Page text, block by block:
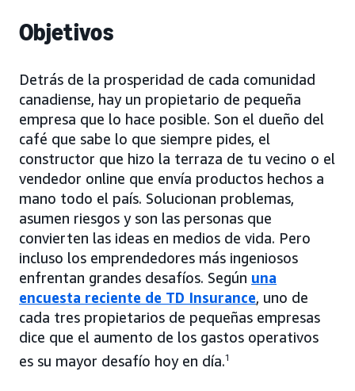
Objetivos
Detrás de la prosperidad de cada comunidad
canadiense, hay un propietario de pequeña
empresa que lo hace posible. Son el dueño del
café que sabe lo que siempre pides, el
constructor que hizo la terraza de tu vecino o el
vendedor online que envía productos hechos a
mano todo el país. Solucionan problemas,
asumen riesgos y son las personas que
convierten las ideas en medios de vida. Pero
incluso los emprendedores más ingeniosos
enfrentan grandes desafíos. Según una
encuesta reciente de TD Insurance, uno de
cada tres propietarios de pequeñas empresas
dice que el aumento de los gastos operativos
es su mayor desafío hoy en día.1